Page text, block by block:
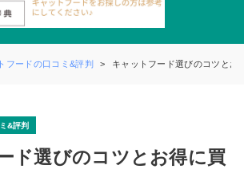
フードの口コミ&評判 キャットフード選びのコツとお
&評判
ド選びのコツとお得に買